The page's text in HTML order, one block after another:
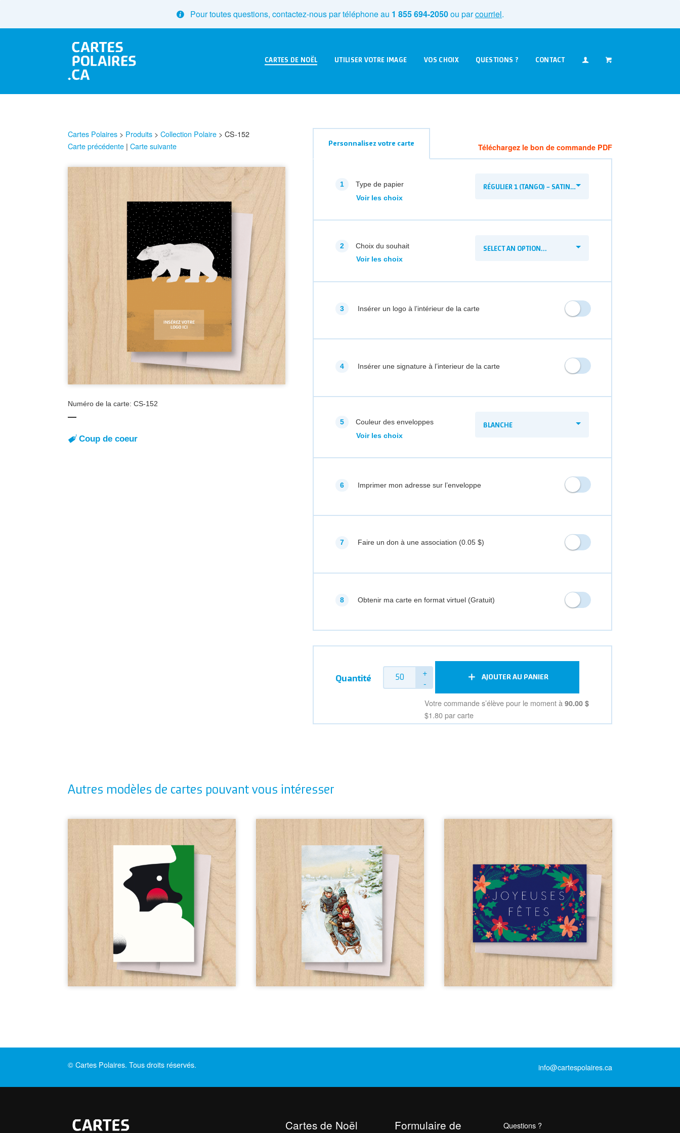
Pour toutes questions, contactez-nous par téléphone au 1 855 694-2050ou parcourriel.
CARTES DE NOËL UTILISER VOTRE IMAGE VOS CHOIX QUESTIONS ? CONTACT
Cartes Polaires > Produits >Collection Polaire >CS-152
Carte précédente |Carte suivante
Numéro de la carte: CS-152
Coup de coeur
Personnalisez votre carte Téléchargez le bon de commande PDF
Type de papier
Voir les choix
RÉGULIER 1 (TANGO) – SATINÉ 1 CÔTÉ, 12 PTS
Choix du souhait
Voir les choix
SELECT AN OPTION...
Insérer un logo à l’intérieur de la carte
Insérer une signature à l’interieur de la carte
Couleur des enveloppes
Voir les choix
BLANCHE
Imprimer mon adresse sur l’enveloppe
Faire un don à une association (0.05 $)
Obtenir ma carte en format virtuel (Gratuit)
Quantité
$1.80
90.00 $
AJOUTER AU PANIER
Autres modèles de cartes pouvant vous intéresser
© Cartes Polaires. Tous droits réservés. info@cartespolaires.ca
Cartes de Noël Formulaire de Questions ?